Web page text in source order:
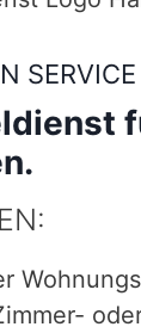
SERVICE